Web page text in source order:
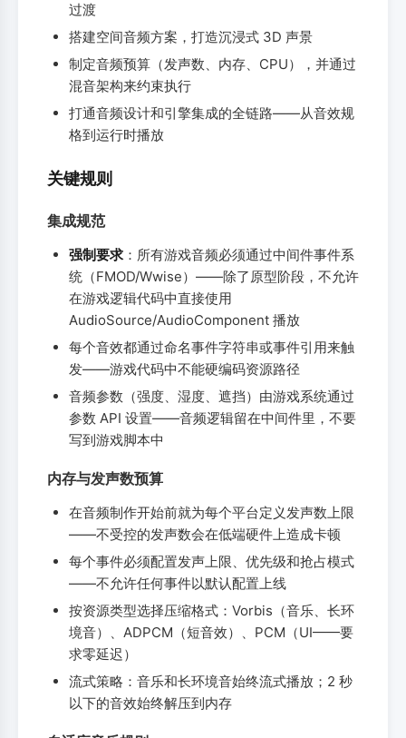
过渡
搭建空间音频方案，打造沉浸式 3D 声景
制定音频预算（发声数、内存、CPU），并通过
混音架构来约束执行
打通音频设计和引擎集成的全链路——从音效规
格到运行时播放
关键规则
集成规范
强制要求：所有游戏音频必须通过中间件事件系
统（FMOD/Wwise）——除了原型阶段，不允许
在游戏逻辑代码中直接使用
AudioSource/AudioComponent 播放
每个音效都通过命名事件字符串或事件引用来触
发——游戏代码中不能硬编码资源路径
音频参数（强度、湿度、遮挡）由游戏系统通过
参数 API 设置——音频逻辑留在中间件里，不要
写到游戏脚本中
内存与发声数预算
在音频制作开始前就为每个平台定义发声数上限
——不受控的发声数会在低端硬件上造成卡顿
每个事件必须配置发声上限、优先级和抢占模式
——不允许任何事件以默认配置上线
按资源类型选择压缩格式：Vorbis（音乐、长环
境音）、ADPCM（短音效）、PCM（UI——要
求零延迟）
流式策略：音乐和长环境音始终流式播放；2 秒
以下的音效始终解压到内存